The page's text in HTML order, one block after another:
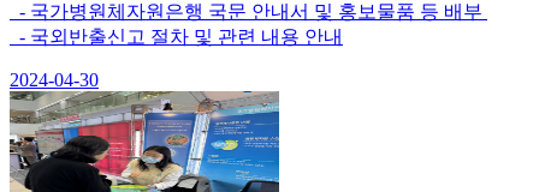
- 국가병원체자원은행 국문 안내서 및 홍보물품 등 배부
- 국외반출신고 절차 및 관련 내용 안내
2024-04-30